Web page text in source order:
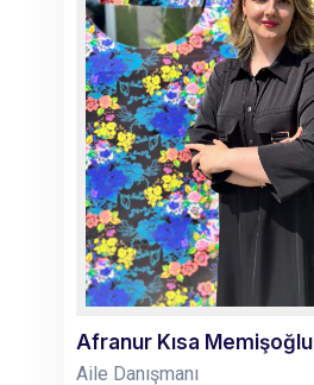
Afranur Kısa Memişoğlu
Aile Danışmanı